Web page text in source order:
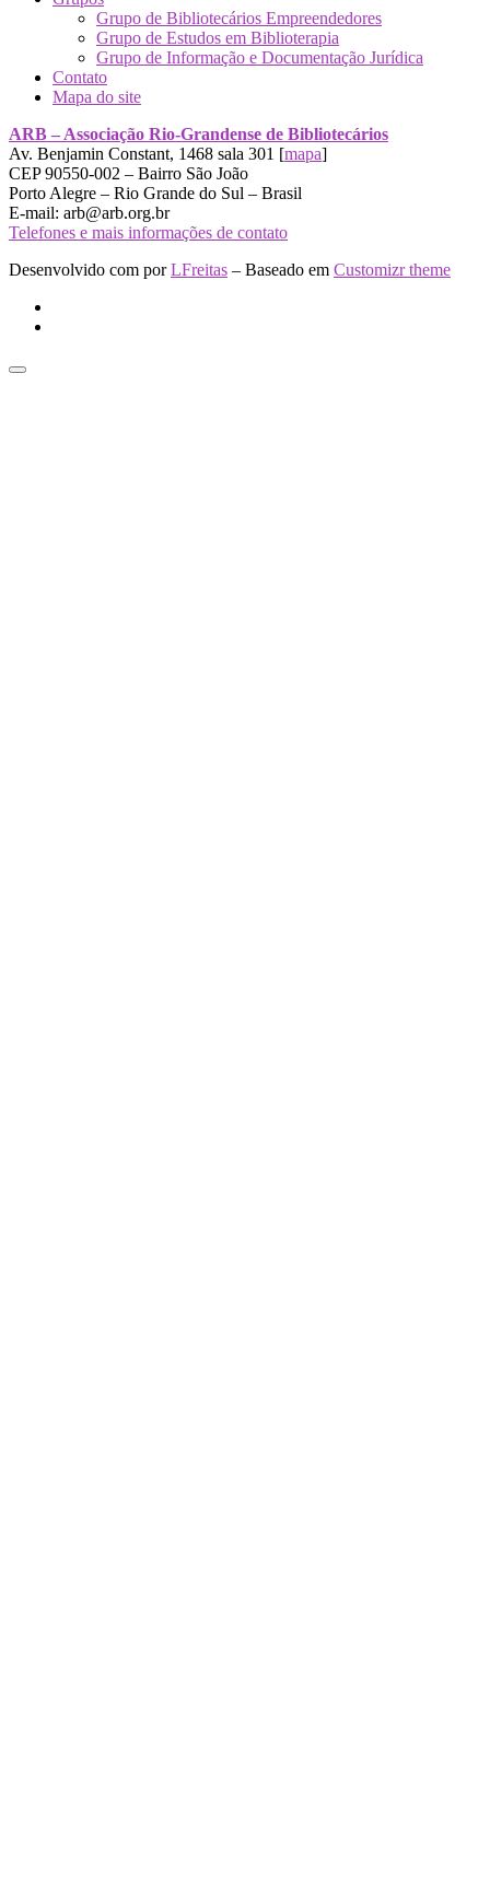
Grupo de Bibliotecários Empreendedores
Grupo de Estudos em Biblioterapia
Grupo de Informação e Documentação Jurídica
Contato
Mapa do site
ARB – Associação Rio-Grandense de Bibliotecários
Av. Benjamin Constant, 1468 sala 301 [mapa]
CEP 90550-002 – Bairro São João
Porto Alegre – Rio Grande do Sul – Brasil
E-mail: arb@arb.org.br
Telefones e mais informações de contato
Desenvolvido com porLFreitas – Baseado em Customizr theme